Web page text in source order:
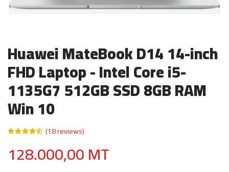
Huawei MateBook D14 14-inch
FHD Laptop - Intel Core i5-
1135G7 512GB SSD 8GB RAM
Win 10
(18 reviews)
128.000,00 MT